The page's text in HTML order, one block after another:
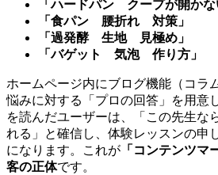
「ハードパン クープが開か
「食パン 腰折れ 対策」
「過発酵 生地 見極め」
「バゲット 気泡 作り方」
ホームページ内にブログ機能（コラ
悩みに対する「プロの回答」を用意
を読んだユーザーは、「この先生な
れる」と確信し、体験レッスンの申
になります。これが 「コンテンツマ
客の正体です。